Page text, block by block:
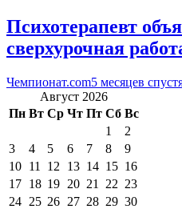
Психотерапевт
сверхурочная
Чемпионат.com5 месяцев
Август 2026
Пн Вт Ср Чт Пт Сб Вс
1
2
3
4 5 6 7 8
9
10 11 12 13 14 15 16
17 18 19 20 21 22 23
24 25 26 27 28 29 30